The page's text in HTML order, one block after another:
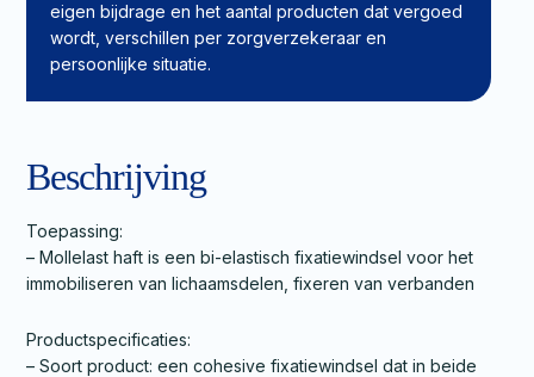
eigen bijdrage en het aantal producten dat vergoed
wordt, verschillen per zorgverzekeraar en
persoonlijke situatie.
Beschrijving
Toepassing:
– Mollelast haft is een bi-elastisch fixatiewindsel voor het
immobiliseren van lichaamsdelen, fixeren van verbanden
Productspecificaties:
– Soort product: een cohesive fixatiewindsel dat in beide